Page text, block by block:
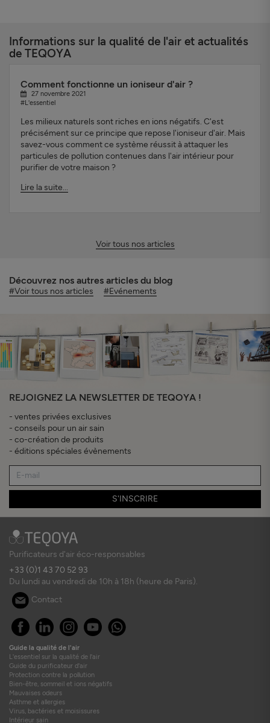
Informations sur la qualité de l'air et actualités
de TEQOYA
Comment fonctionne un ioniseur d'air ?
27 novembre 2021
#L'essentiel
Les milieux naturels sont riches en ions négatifs. C'est
précisément sur ce principe que repose l'ioniseur d'air. Mais
savez-vous comment ce système réussit à attaquer les
particules de pollution contenues dans l'air intérieur pour
purifier de votre maison ?
Lire la suite...
Voir tous nos articles
Découvrez nos autres articles du blog
#Voir tous nos articles #Evénements
REJOIGNEZ LA NEWSLETTER DE TEQOYA !
- ventes privées exclusives
- conseils pour un air sain
- co-création de produits
- éditions spéciales évènements
S'INSCRIRE
Purificateurs d'air éco-responsables
+33 (0)1 43 70 52 93
Du lundi au vendredi de 10h à 18h (heure de Paris).
Contact
Guide la qualité de l'air
L'essentiel sur la qualité de l'air
Guide du purificateur d'air
Protection contre la pollution
Bien-être, sommeil et ions négatifs
Mauvaises odeurs
Asthme et allergies
Virus, bactéries et moisissures
Intérieur sain